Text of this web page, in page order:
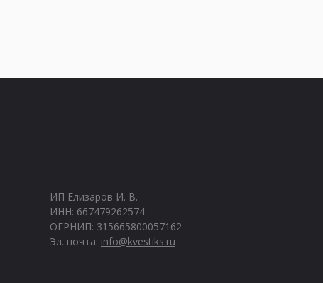
ИП Елизаров И. В.
ИНН: 667479262574
ОГРНИП: 315665800057162
Эл. почта: info@kvestiks.ru